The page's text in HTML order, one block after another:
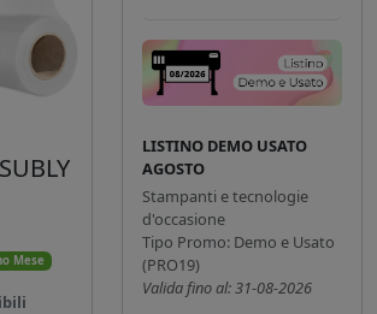
Mese
LISTINO DEMO USATO
AGOSTO
Stampanti e tecnologie
d'occasione
Tipo Promo: Demo e Usato
(PRO19)
Valida fino al: 31-08-2026